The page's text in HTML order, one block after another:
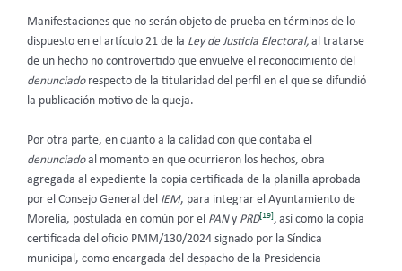
Manifestaciones que no serán objeto de prueba en términos de lo
dispuesto en el artículo 21 de la Ley de Justicia Electoral, al tratarse
de un hecho no controvertido que envuelve el reconocimiento del
denunciado respecto de la titularidad del perfil en el que se difundió
la publicación motivo de la queja.
Por otra parte, en cuanto a la calidad con que contaba el
denunciadoal momento en que ocurrieron los hechos, obra
agregada al expediente la copia certificada de la planilla aprobada
por el Consejo General del IEM, para integrar el Ayuntamiento de
Morelia, postulada en común por el PANy PRD[19], así como la copia
certificada del oficio PMM/130/2024 signado por la Síndica
municipal, como encargada del despacho de la Presidencia